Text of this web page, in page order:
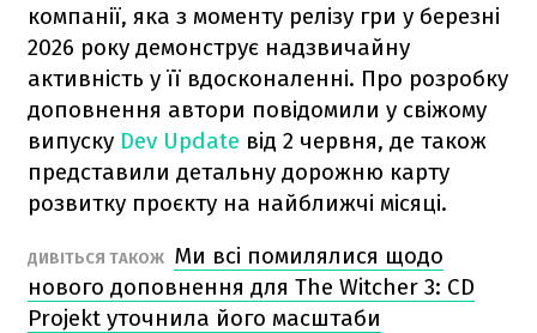
компанії, яка з моменту релізу гри у березні
2026 року демонструє надзвичайну
активність у її вдосконаленні. Про розробку
доповнення автори повідомили у свіжому
випуску Dev Update від 2 червня, де також
представили детальну дорожню карту
розвитку проєкту на найближчі місяці.
ДИВІТЬСЯ ТАКОЖ Ми всі помилялися щодо
нового доповнення для The Witcher 3: CD
Projekt уточнила його масштаби